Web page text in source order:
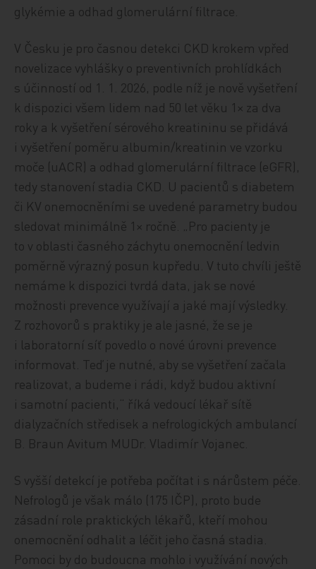
glykémie a odhad glomerulární filtrace.
V Česku je pro časnou detekci CKD krokem vpřed
novelizace vyhlášky o preventivních prohlídkách
s účinností od 1. 1. 2026, podle níž je nově vyšetření
k dispozici všem lidem nad 50 let věku 1× za dva
roky a k vyšetření sérového kreatininu se přidává
i vyšetření poměru albumin/kreatinin ve vzorku
moče (uACR) a odhad glomerulární filtrace (eGFR),
tedy stanovení stadia CKD. U pacientů s diabetem
či KV onemocněními se uvedené parametry budou
sledovat minimálně 1× ročně. „Pro pacienty je
to v oblasti časného záchytu onemocnění ledvin
poměrně výrazný posun kupředu. V tuto chvíli ještě
nemáme k dispozici tvrdá data, jak se nové
možnosti prevence využívají a jaké mají výsledky.
Z rozhovorů s praktiky je ale jasné, že se je
i laboratorní síť povedlo o nové úrovni prevence
informovat. Teď je nutné, aby se vyšetření začala
realizovat, a budeme i rádi, když budou aktivní
i samotní pacienti,“ říká vedoucí lékař sítě
dialyzačních středisek a nefrologických ambulancí
B. Braun Avitum MUDr. Vladimír Vojanec.
S vyšší detekcí je potřeba počítat i s nárůstem péče.
Nefrologů je však málo (175 IČP), proto bude
zásadní role praktických lékařů, kteří mohou
onemocnění odhalit a léčit jeho časná stadia.
Pomoci by do budoucna mohlo i využívání nových